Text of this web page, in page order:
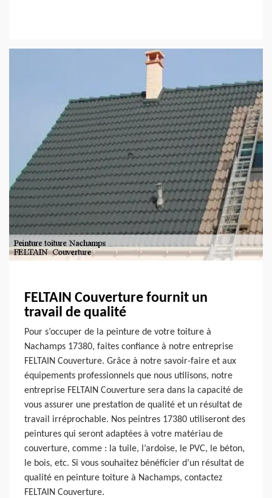
FELTAIN Couverture fournit un
travail de qualité
Pour s’occuper de la peinture de votre toiture à
Nachamps 17380, faites confiance à notre entreprise
FELTAIN Couverture. Grâce à notre savoir-faire et aux
équipements professionnels que nous utilisons, notre
entreprise FELTAIN Couverture sera dans la capacité de
vous assurer une prestation de qualité et un résultat de
travail irréprochable. Nos peintres 17380 utiliseront des
peintures qui seront adaptées à votre matériau de
couverture, comme : la tuile, l’ardoise, le PVC, le béton,
le bois, etc. Si vous souhaitez bénéficier d’un résultat de
qualité en peinture toiture à Nachamps, contactez
FELTAIN Couverture.